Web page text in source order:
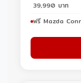
39,990 บาท
ฟรี Mazda